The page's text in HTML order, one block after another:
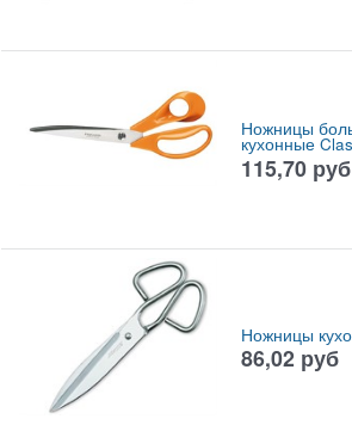
Ножницы
кухонные
115,70 руб
Ножницы
86,02 руб